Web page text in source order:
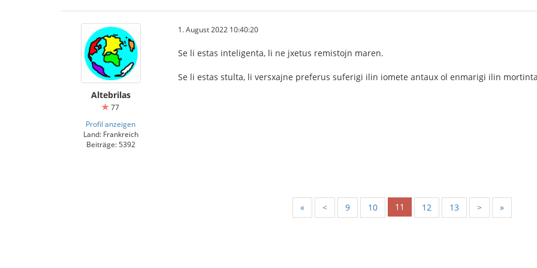
Altebrilas
77
Profil anzeigen
Land: Frankreich
Beiträge: 5392
1. August 2022 10:40:20
Se li estas inteligenta, li ne jxetus remistojn maren.
Se li estas stulta, li versxajne preferus suferigi ilin iomete antaux ol enmarigi ilin
« < 9 10 11 12 13 > »